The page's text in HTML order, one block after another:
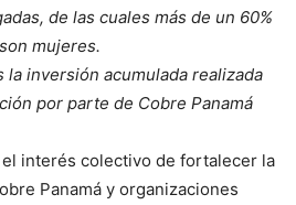
de las cuales más de un 60%
mujeres.
la inversión acumulada realizada
por parte de Cobre Panamá
interés colectivo de fortalecer la
Panamá y organizaciones